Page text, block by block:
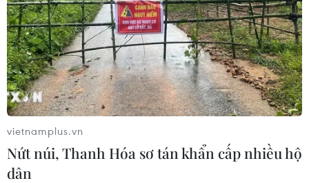
Phó Tổng Biên tập: NGUYỄN THỊ TÁM, KHÚC THANH
THỦY
Sở hữu trí tuệ
Quy định sử dụng
RSS
Hỗ trợ
Ngôn ngữ
TTXVN
Dịch vụ tin
Quảng cáo
Liên hệ
vietnamplus.vn
Nứt núi, Thanh Hóa sơ tán khẩn cấp nhiều hộ
dân